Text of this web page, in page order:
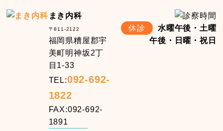
まき内科
〒811-2122
福岡県糟屋郡宇
美町明神坂2丁
目1-33
TEL:092-692-
1822
FAX:092-692-
1891
休診
水曜午後・土曜
午後・日曜・祝日